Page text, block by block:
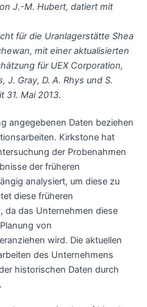
J.-M. Hubert, datiert mit
für die Uranlagerstätte Shea
mit einer aktualisierten
für UEX Corporation,
J. Gray, D. A. Rhys und S.
31. Mai 2013.
angegebenen Daten beziehen
Kirkstone hat
der Probenahmen
der früheren
analysiert, um diese zu
diese früheren
da das Unternehmen diese
von
wird. Die aktuellen
des Unternehmens
historischen Daten durch